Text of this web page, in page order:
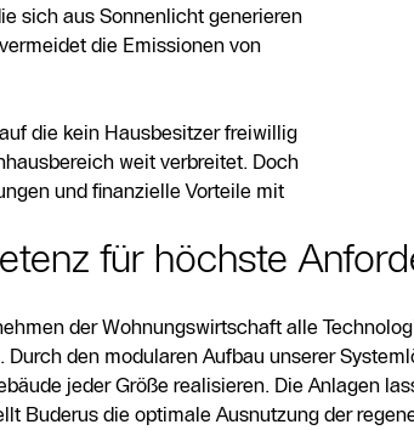
sich aus Sonnenlicht generieren
die Emissionen von
die kein Hausbesitzer freiwillig
weit verbreitet. Doch
und finanzielle Vorteile mit
für höchste
der Wohnungswirtschaft alle
den modularen Aufbau unserer
jeder Größe realisieren. Die Anlagen
Buderus die optimale Ausnutzung der